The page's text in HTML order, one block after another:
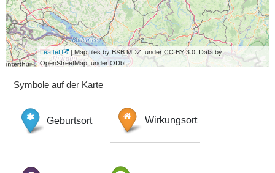
Leaflet
| Map tiles by BSB MDZ, under CC BY 3.0. Data by
OpenStreetMap, under ODbL.
Symbole auf der Karte
Geburtsort Wirkungsort